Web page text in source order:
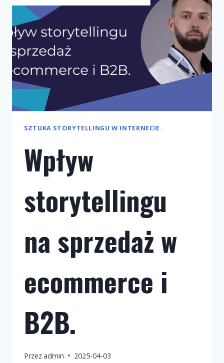
ZASZKODZIĆ
MARCE.
SZTUKA STORYTELLINGU W INTERNECIE.
Wpływ
storytellingu
na sprzedaż w
ecommerce i
B2B.
Przezadmin 2025-04-03